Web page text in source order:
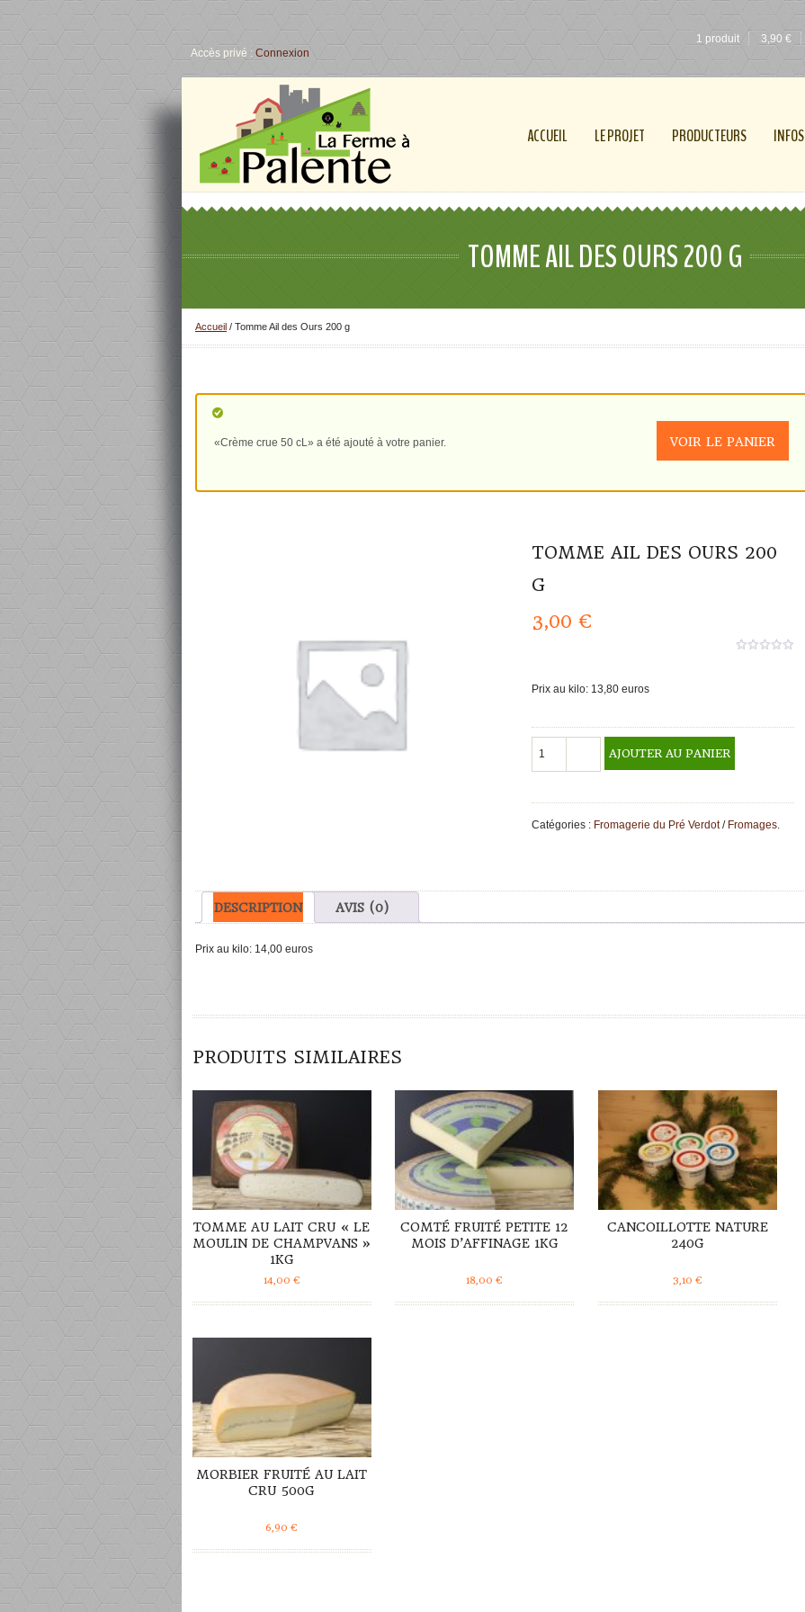
Accès privé : Connexion
1 produit 3,90 €
ACCUEIL LE PROJET PRODUCTEURS INFOS
TOMME AIL DES OURS 200 G
Accueil / Tomme Ail des Ours 200 g
«Crème crue 50 cL» a été ajouté à votre panier. VOIR LE PANIER
TOMME AIL DES OURS 200
G
3,00 €
Prix au kilo: 13,80 euros
de
Ours
AJOUTER AU PANIER
Catégories : Fromagerie du Pré Verdot/ Fromages.
DESCRIPTION AVIS (0)
Prix au kilo: 14,00 euros
PRODUITS SIMILAIRES
DÉTAILS
TOMME AU LAIT CRU « LE
MOULIN DE CHAMPVANS »
1KG
14,00 €
COMTÉ FRUITÉ PETITE 12
MOIS D’AFFINAGE 1KG
18,00€
CANCOILLOTTE NATURE
240G
3,10 €
DÉTAILS
MORBIER FRUITÉ AU LAIT
CRU 500G
6,90€